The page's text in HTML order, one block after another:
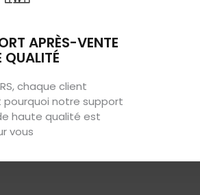
APRÈS-VENTE
QUALITÉ​
chaque client
pourquoi notre support
haute qualité est
vous